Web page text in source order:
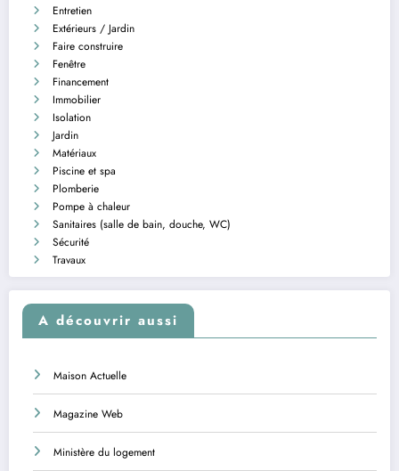
Entretien
Extérieurs / Jardin
Faire construire
Fenêtre
Financement
Immobilier
Isolation
Jardin
Matériaux
Piscine et spa
Plomberie
Pompe à chaleur
Sanitaires (salle de bain, douche, WC)
Sécurité
Travaux
A découvrir aussi
Maison Actuelle
Magazine Web
Ministère du logement